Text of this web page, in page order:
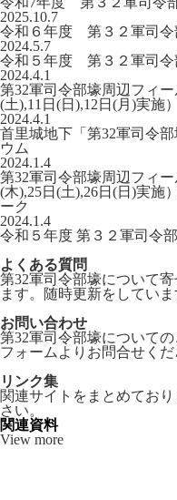
2025.10.7
令和６年度 第３２軍司令
2024.5.7
令和５年度 第３２軍司令
2024.4.1
第32軍司令部壕周辺フィ
(土),11日(日),12日(月)実施）
2024.4.1
首里城地下「第32軍司令
ウム
2024.1.4
第32軍司令部壕周辺フィ
(木),25日(土),26日(日)実施
ーク
2024.1.4
令和５年度 第３２軍司令
よくある質問
第32軍司令部壕について
ます。随時更新をしてい
お問い合わせ
第32軍司令部壕について
フォームよりお問合せくだ
リンク集
関連サイトをまとめてお
さい。
関連資料
View more